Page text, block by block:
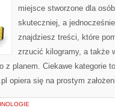
miejsce stworzone dla
skuteczniej, a
znajdziesz treści, które
zrzucić kilogramy, a także
planem. Ciekawe kategorie
opiera się na prostym